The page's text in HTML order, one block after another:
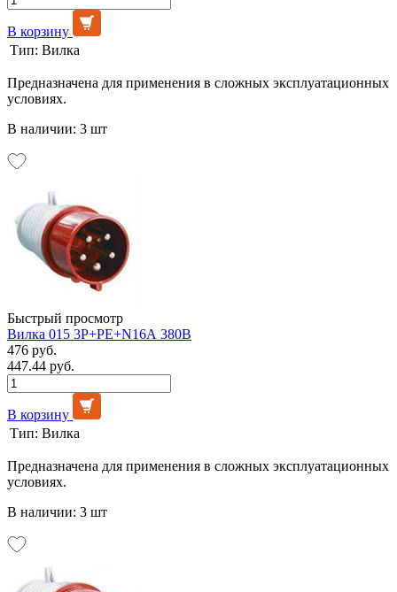
В корзину
Тип: Вилка
Предназначена для применения в сложных эксплуатационных
условиях.
В наличии: 3 шт
Быстрый просмотр
Вилка 015 3Р+РЕ+N16А 380В
476 руб.
447.44 руб.
В корзину
Тип: Вилка
Предназначена для применения в сложных эксплуатационных
условиях.
В наличии: 3 шт